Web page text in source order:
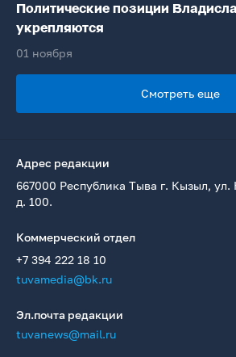
Политические позиции
укрепляются
01 ноября
Смотреть еще
Адрес редакции
667000 Республика Тыва г. Кызыл,
д. 100.
Коммерческий отдел
+7 394 222 18 10
tuvamedia@bk.ru
Эл.почта редакции
tuvanews@mail.ru